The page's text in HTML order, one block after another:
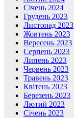
Січень 2024
Грудень 2023
Листопад 2023
Жовтень 2023
Вересень 2023
Серпень 2023
Липень 2023
Червень 2023
Травень 2023
Квітень 2023
Березень 2023
Лютий 2023
Січень 2023